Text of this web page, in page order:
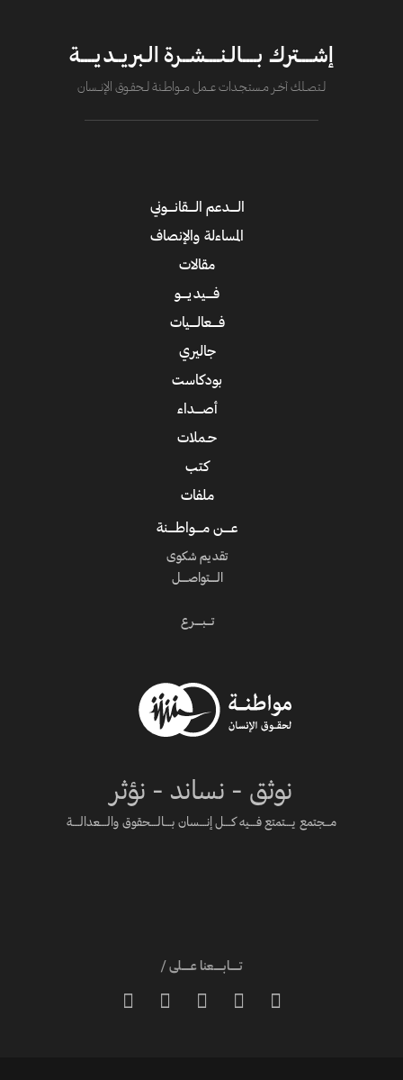
إشــــترك بــــالـنــــشــرة الـبريــديــــة
لــتصــلك آخــر مــستـجــدات عــــمل مــــواطــنة لـــحقــوق الإنــــسان
نوثق - نساند - نؤثر
مـــجتمع يــــتمتع فــــيه كــــل إنــــسان بــــالــــحقوق والــــعدالــــة
تـــــابـــــعنا عـــــلى /





الــــدعم الــــقانــــوني
المساءلة والإنصاف
مقالات
فــــيديــــو
فــــعالــــيات
جاليري
بودكاست
أصــــداء
حـملات
كتب
ملفات
عــــن مــــواطــــنة
تقديم شكوى
الــــتواصــــل
تـــبــــرع